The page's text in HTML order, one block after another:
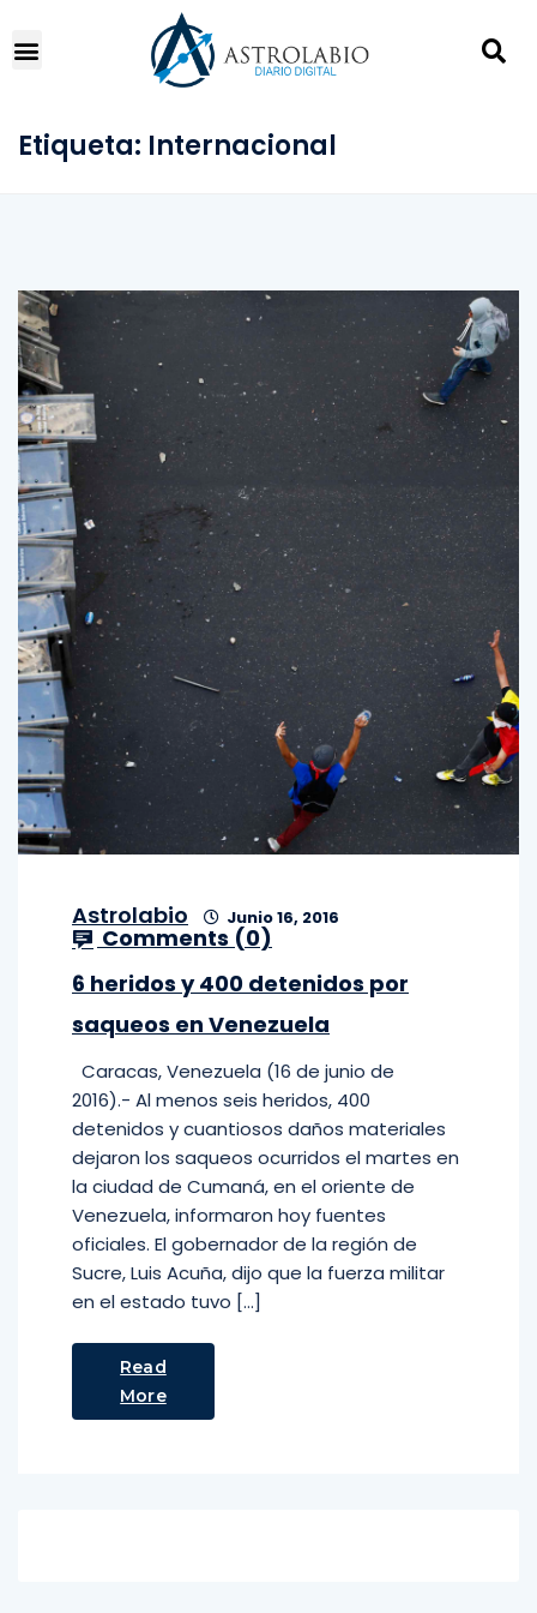
Etiqueta: Internacional
Astrolabio Junio 16, 2016
Comments (0)
6 heridos y 400 detenidos por
saqueos en Venezuela
Caracas, Venezuela (16 de junio de
2016).- Al menos seis heridos, 400
detenidos y cuantiosos daños materiales
dejaron los saqueos ocurridos el martes en
la ciudad de Cumaná, en el oriente de
Venezuela, informaron hoy fuentes
oficiales. El gobernador de la región de
Sucre, Luis Acuña, dijo que la fuerza militar
en el estado tuvo […]
Read
More